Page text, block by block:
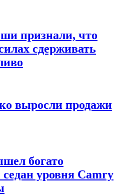
признали, что
сдерживать
выросли продажи
богато
уровня Camry